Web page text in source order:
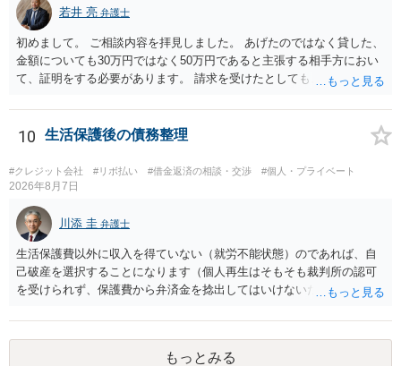
若井 亮 弁護士
初めまして。 ご相談内容を拝見しました。 あげたのではなく貸した、
金額についても30万円ではなく50万円であると主張する相手方におい
て、証明をする必要があります。 請求を受けたとしても、もらったも
れることになるでしょう。 請求があるまでは、こちらからアクション
を起こす必要はないかと思います。
10 生活保護後の債務整理
#クレジット会社 #リボ払い #借金返済の相談・交渉 #個人・プライベート
2026年8月7日
川添 圭 弁護士
生活保護費以外に収入を得ていない（就労不能状態）のであれば、自
己破産を選択することになります（個人再生はそもそも裁判所の認可
を受けられず、保護費から弁済金を捻出してはいけないため任意整理
士費用は法テラスが負担し、裁判所の予納金等も法テラスが援助して
くれるため、弁護士へ自己破産を任せれば解決します。
もっとみる